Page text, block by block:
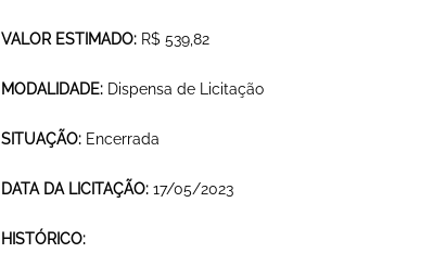
VALOR ESTIMADO: R$ 539,82
MODALIDADE: Dispensa de Licitação
SITUAÇÃO: Encerrada
DATA DA LICITAÇÃO: 17/05/2023
HISTÓRICO: